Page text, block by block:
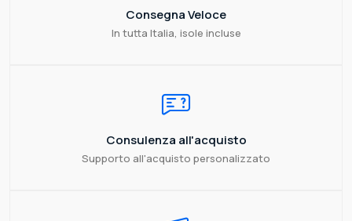
Consegna Veloce
In tutta Italia, isole incluse
Consulenza all'acquisto
Supporto all'acquisto personalizzato